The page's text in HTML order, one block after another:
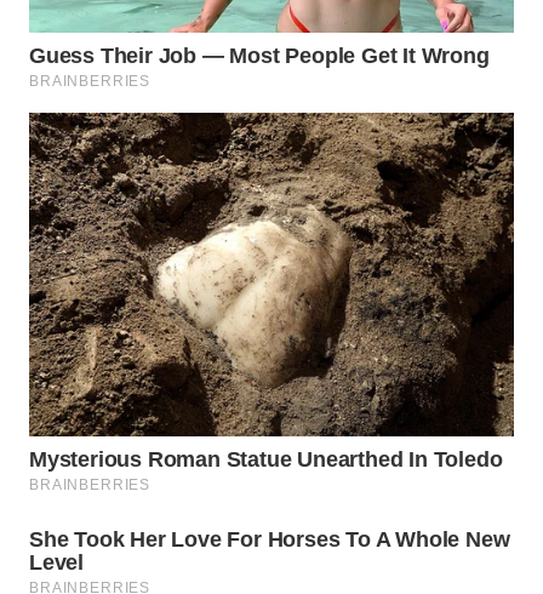
BOGOR
WN
DEPOK
WN
TAPANULI
UTARA
WN
SAMOSIR
WN
PADANG
LAWAS
SUMEDANG